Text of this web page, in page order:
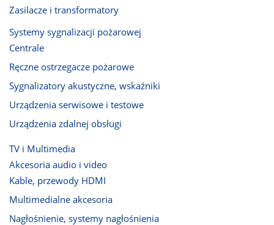
Zasilacze i transformatory
Systemy sygnalizacji pożarowej
Centrale
Ręczne ostrzegacze pożarowe
Sygnalizatory akustyczne, wskaźniki
Urządzenia serwisowe i testowe
Urządzenia zdalnej obsługi
TV i Multimedia
Akcesoria audio i video
Kable, przewody HDMI
Multimedialne akcesoria
Nagłośnienie, systemy nagłośnienia